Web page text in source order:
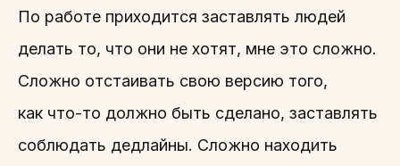
По работе приходится заставлять людей
делать то, что они не хотят, мне это сложно.
Сложно отстаивать свою версию того,
как что-то должно быть сделано, заставлять
соблюдать дедлайны. Сложно находить